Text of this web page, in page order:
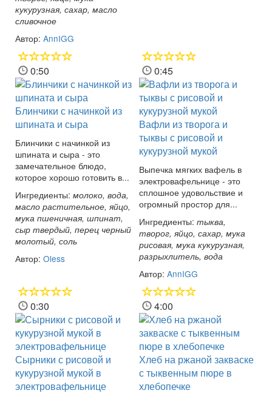
кукурузная, сахар, масло
сливочное
Автор: AnnIGG
0:50
Блинчики с начинкой из
шпината и сыра
Блинчики с начинкой из
шпината и сыра - это
замечательное блюдо,
которое хорошо готовить в...
Ингредиенты: молоко, вода,
масло растительное, яйцо,
мука пшеничная, шпинат,
сыр твердый, перец черный
молотый, соль
Автор: Oless
0:45
Вафли из творога и
тыквы с рисовой и
кукурузной мукой
Выпечка мягких вафель в
электровафельнице - это
сплошное удовольствие и
огромный простор для...
Ингредиенты: тыква,
творог, яйцо, сахар, мука
рисовая, мука кукурузная,
разрыхлитель, вода
Автор: AnnIGG
0:30
Сырники с рисовой и
кукурузной мукой в
электровафельнице
4:00
Хлеб на ржаной закваске
с тыквенным пюре в
хлебопечке